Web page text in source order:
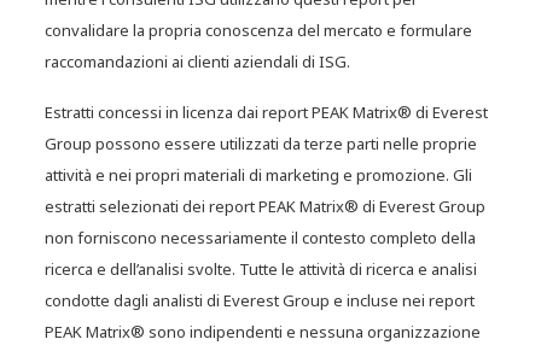
Misurare la fedeltà dei clienti
nell’era dell’AI richiede un nuovo
(NPS)
convalidare la propria conoscenza del mercato e formulare
raccomandazioni ai clienti aziendali di ISG.
Estratti concessi in licenza dai report PEAK Matrix® di Everest
Group possono essere utilizzati da terze parti nelle proprie
attività e nei propri materiali di marketing e promozione. Gli
estratti selezionati dei report PEAK Matrix® di Everest Group
non forniscono necessariamente il contesto completo della
ricerca e dell’analisi svolte. Tutte le attività di ricerca e analisi
condotte dagli analisti di Everest Group e incluse nei report
PEAK Matrix® sono indipendenti e nessuna organizzazione